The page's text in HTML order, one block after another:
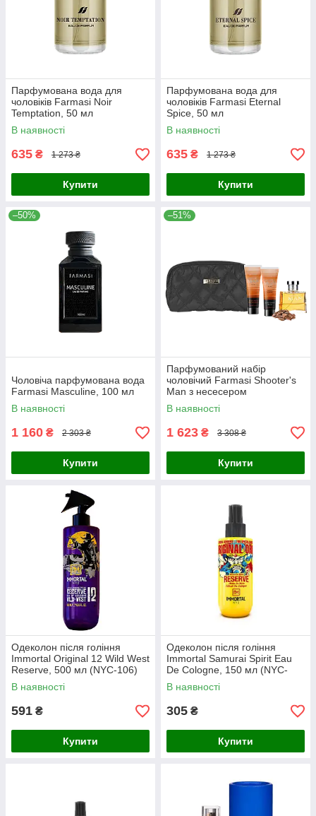
Парфумована вода для
чоловіків Farmasi Noir
Temptation, 50 мл
В наявності
635 ₴ 1 273 ₴
Купити
Парфумована вода для
чоловіків Farmasi Eternal
Spice, 50 мл
В наявності
635 ₴ 1 273 ₴
Купити
–50%
Чоловіча парфумована вода
Farmasi Masculine, 100 мл
В наявності
1 160 ₴ 2 303 ₴
Купити
–51%
Парфумований набір
чоловічий Farmasi Shooter's
Man з несесером
В наявності
1 623 ₴ 3 308 ₴
Купити
Одеколон після гоління
Immortal Original 12 Wild West
Reserve, 500 мл (NYC-106)
В наявності
591 ₴
Купити
Одеколон після гоління
Immortal Samurai Spirit Eau
De Cologne, 150 мл (NYC-
118)
В наявності
305 ₴
Купити